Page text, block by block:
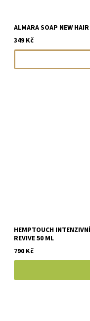
ALMARA SOAP NEW
349 Kč
HEMPTOUCH
REVIVE 50 ML
790 Kč